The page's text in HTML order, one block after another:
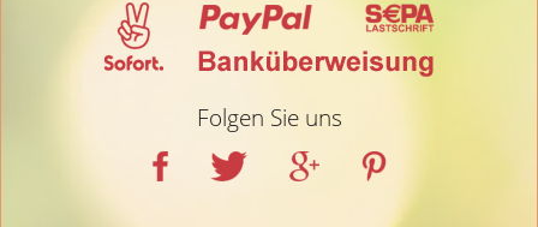
Folgen Sie uns